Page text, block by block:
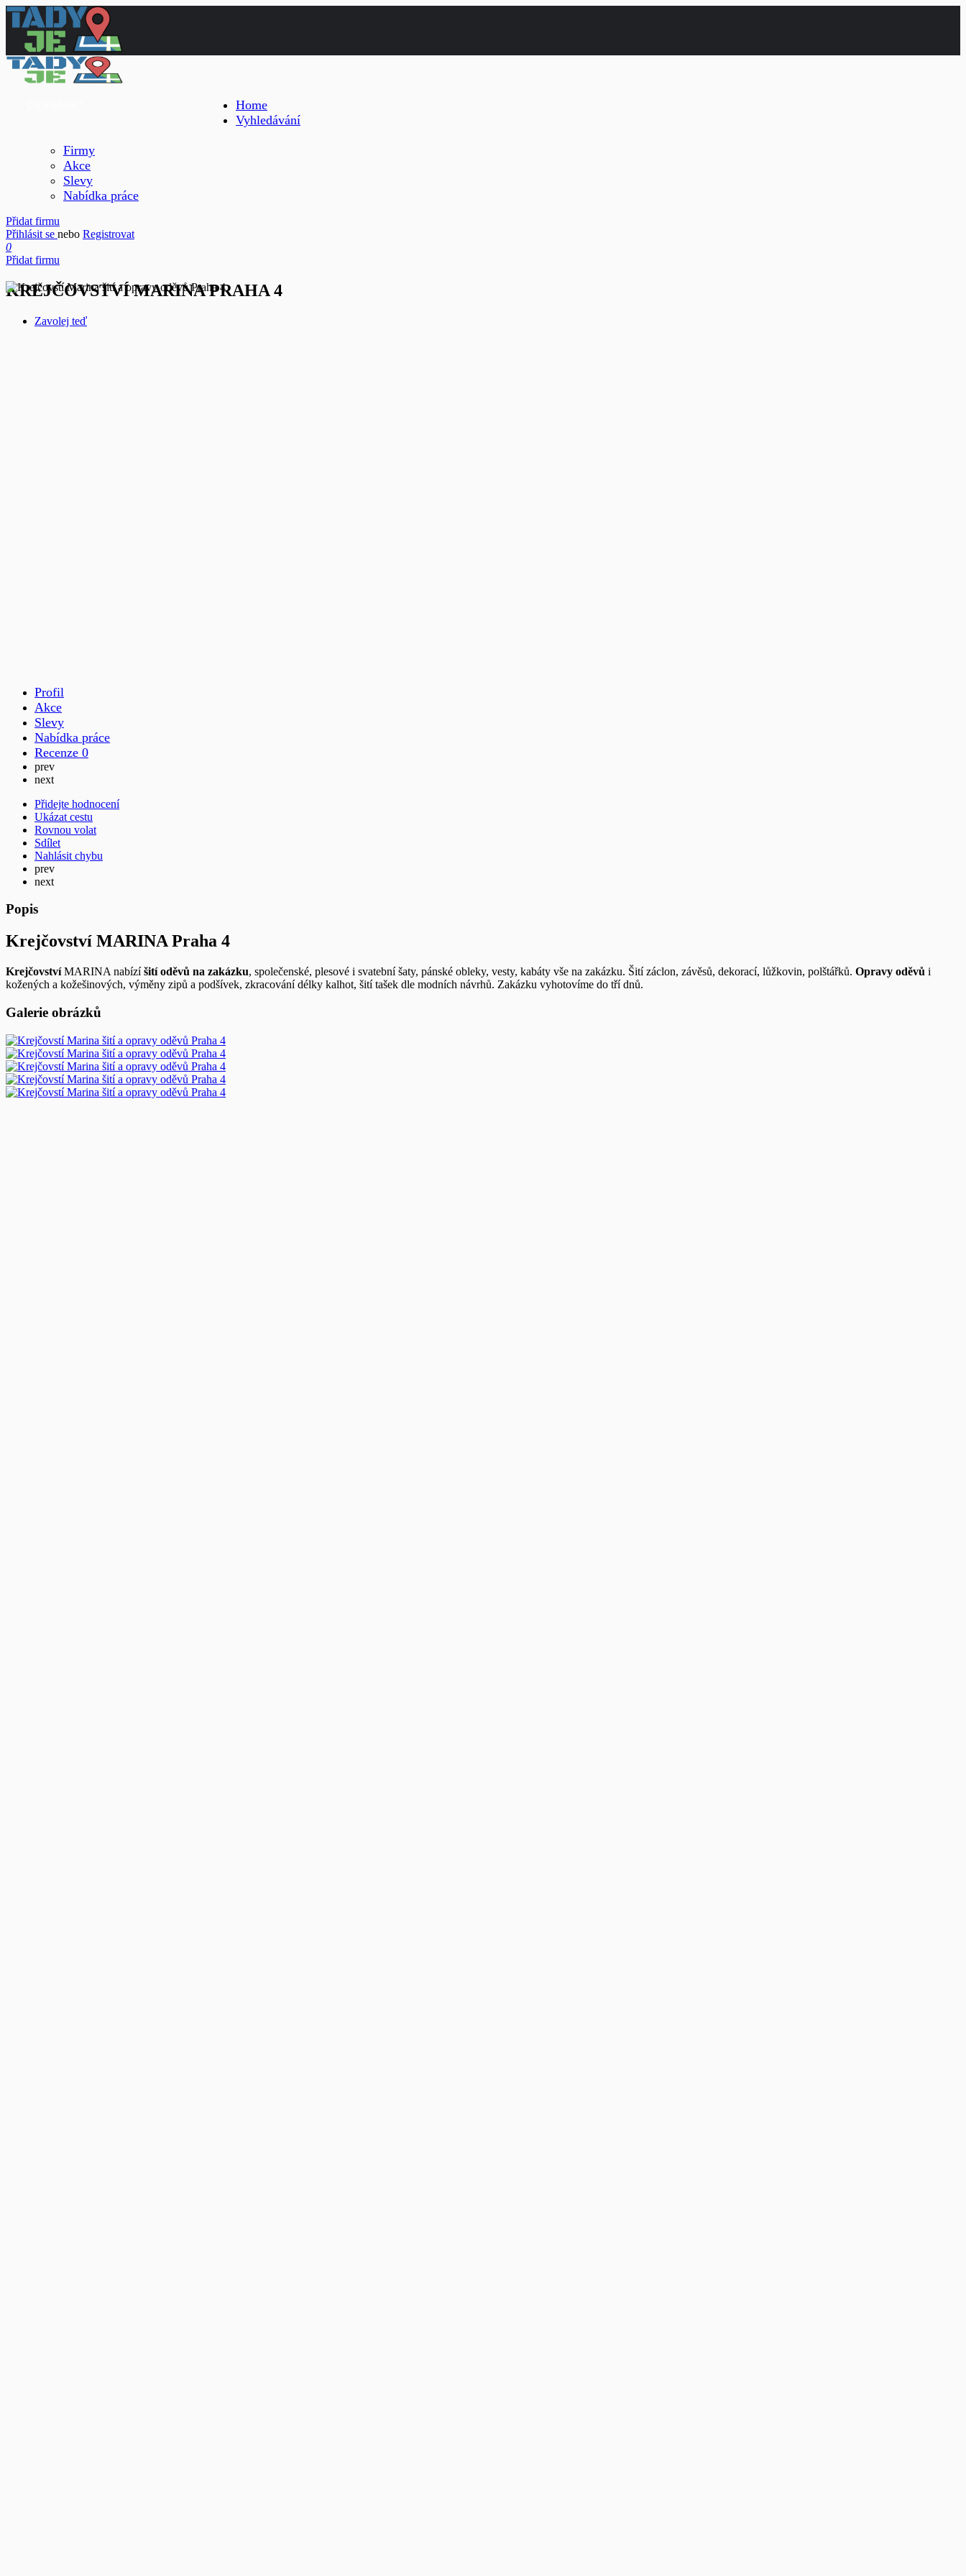
Home
Vyhledávání
Firmy
Akce
Slevy
Nabídka práce
Přidat firmu
Přihlásit se nebo Registrovat
0
Přidat firmu
KREJČOVSTVÍ MARINA PRAHA 4
Zavolej teď
Profil
Akce
Slevy
Nabídka práce
Recenze 0
prev
next
Přidejte hodnocení
Ukázat cestu
Rovnou volat
Sdílet
Nahlásit chybu
prev
next
Popis
Krejčovství MARINA Praha 4
KrejčovstvíMARINA nabízíšití oděvů na zakázku, společenské, plesové i svatební šaty, pánské obleky, vesty, kabáty vše na zakázku. Šití záclon, závěsů, dekorací, lůžkovin, polštářků. Opravy oděvů i
kožených a kožešinových, výměny zipů a podšívek, zkracování délky kalhot, šití tašek dle modních návrhů. Zakázku vyhotovíme do tří dnů.
Galerie obrázků